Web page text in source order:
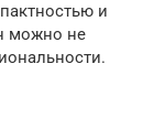
и
можно не